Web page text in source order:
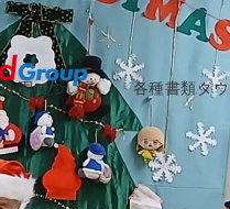
各園について
Facilities
各種書類ダ